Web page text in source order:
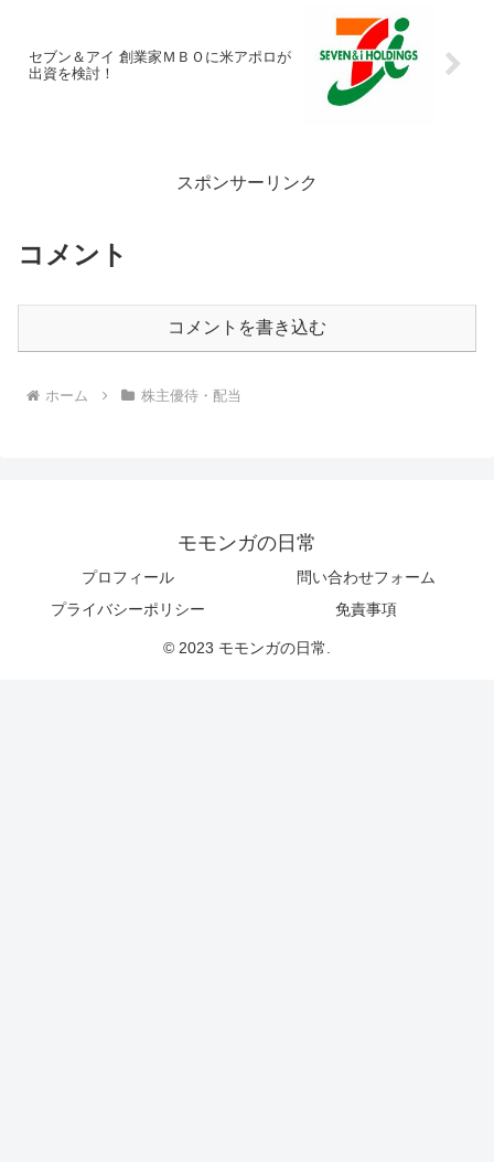
セブン＆アイ 創業家ＭＢＯに米アポロが
出資を検討！
スポンサーリンク
コメント
コメントを書き込む
ホーム 株主優待・配当
モモンガの日常
プロフィール
問い合わせフォーム
プライバシーポリシー
免責事項
© 2023 モモンガの日常.